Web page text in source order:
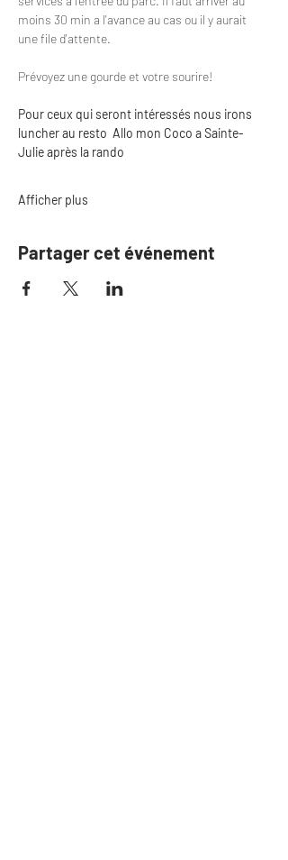
moins 30 min a l'avance au cas ou il y aurait
une file d'attente.
Prévoyez une gourde et votre sourire!
Pour ceux qui seront intéressés nous irons
luncher au resto  Allo mon Coco a Sainte-
Julie après la rando
Afficher plus
Partager cet événement